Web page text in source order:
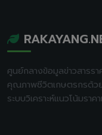
ศูนย์กลางข้อมูลข่าวสารร
คุณภาพชีวิตเกษตรกรด้ว
ระบบวิเคราะห์แนวโน้มรา